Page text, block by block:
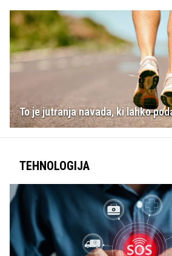
To je jutranja navada, ki lahko
TEHNOLOGIJA